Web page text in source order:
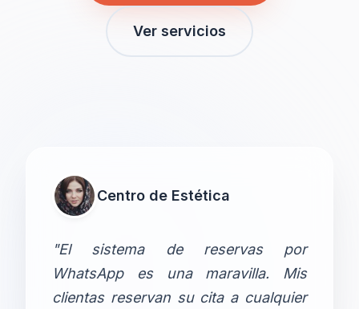
Ver servicios
Centro de Estética
"El sistema de reservas por
WhatsApp es una maravilla. Mis
clientas reservan su cita a cualquier